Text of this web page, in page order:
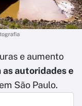
e aumento
as autoridades e
São Paulo.